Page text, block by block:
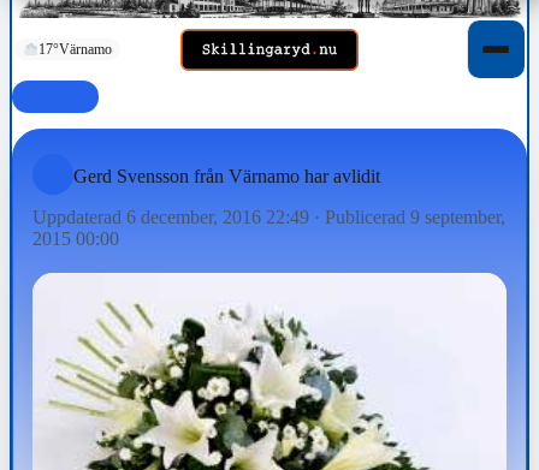
17°Värnamo
Gerd Svensson från Värnamo har avlidit
Uppdaterad 6 december, 2016 22:49 · Publicerad 9 september,
2015 00:00